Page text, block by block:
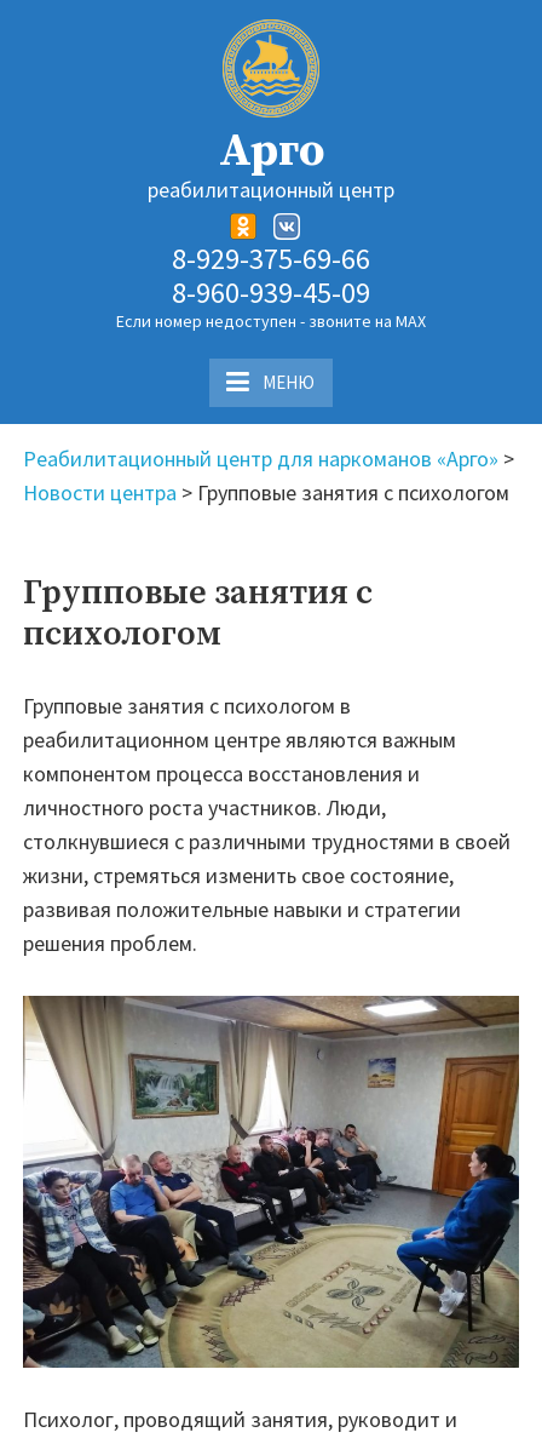
Арго
реабилитационный центр
8-929-375-69-66
8-960-939-45-09
Если номер недоступен - звоните на MAX
МЕНЮ
Реабилитационный центр для наркоманов «Арго» >
Новости центра > Групповые занятия с психологом
Групповые занятия с
психологом
Групповые занятия с психологом в
реабилитационном центре являются важным
компонентом процесса восстановления и
личностного роста участников. Люди,
столкнувшиеся с различными трудностями в своей
жизни, стремяться изменить свое состояние,
развивая положительные навыки и стратегии
решения проблем.
Психолог, проводящий занятия, руководит и